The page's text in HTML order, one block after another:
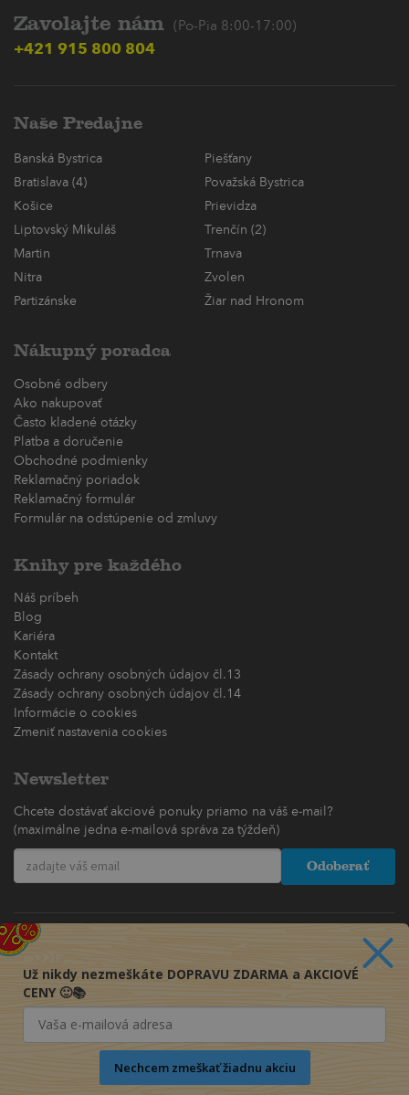
Zavolajte nám (Po-Pia 8:00-17:00)
+421 915 800 804
Naše Predajne
Banská Bystrica
Piešťany
Bratislava (4)
Považská Bystrica
Košice
Prievidza
Liptovský Mikuláš
Trenčín (2)
Martin
Trnava
Nitra
Zvolen
Partizánske
Žiar nad Hronom
Nákupný poradca
Osobné odbery
Ako nakupovať
Často kladené otázky
Platba a doručenie
Obchodné podmienky
Reklamačný poriadok
Reklamačný formulár
Formulár na odstúpenie od zmluvy
Knihy pre každého
Náš príbeh
Blog
Kariéra
Kontakt
Zásady ochrany osobných údajov čl.13
Zásady ochrany osobných údajov čl.14
Informácie o cookies
Zmeniť nastavenia cookies
Newsletter
Chcete dostávať akciové ponuky priamo na váš e-mail?
(maximálne jedna e-mailová správa za týždeň)
Odoberať
Už nikdy nezmeškáte DOPRAVU ZDARMA a AKCIOVÉ
CENY 🙂📚
Nechcem zmeškať žiadnu akciu